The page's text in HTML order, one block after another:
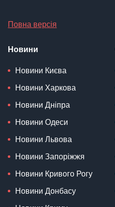
Повна версія
Новини
Новини Києва
Новини Харкова
Новини Дніпра
Новини Одеси
Новини Львова
Новини Запоріжжя
Новини Кривого Рогу
Новини Донбасу